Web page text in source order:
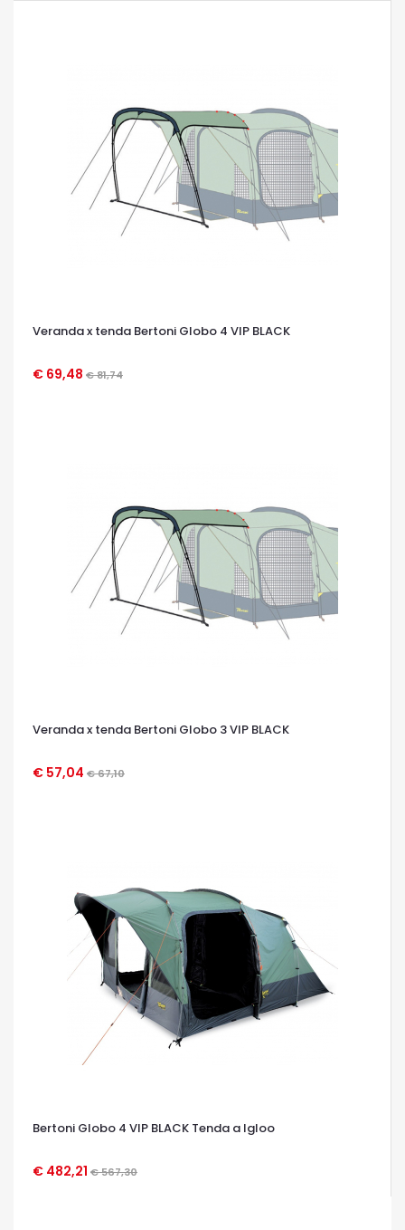
Veranda x tenda Bertoni Globo 4 VIP BLACK
€ 69,48 € 81,74
OCCHIATA VELOCE
Veranda x tenda Bertoni Globo 3 VIP BLACK
€ 57,04 € 67,10
OCCHIATA VELOCE
Bertoni Globo 4 VIP BLACK Tenda a Igloo
€ 482,21 € 567,30
OCCHIATA VELOCE